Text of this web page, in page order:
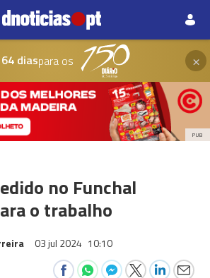
64 diaspara os ×
PUB
no Funchal
o trabalho
03 jul 2024 10:10